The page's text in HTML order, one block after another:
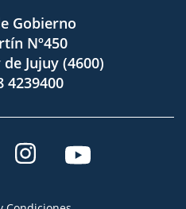
Gobierno
Nº450
Jujuy (4600)
4239400